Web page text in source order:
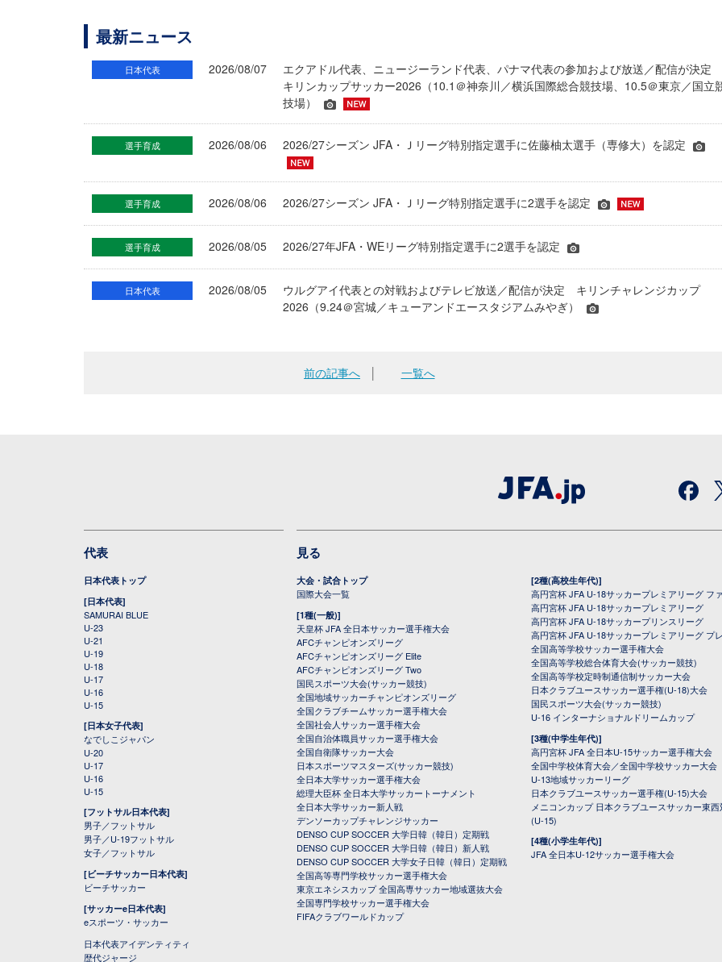
最新ニュース
日本代表 2026/08/07
エクアドル代表、ニュージーランド代表、パナマ代表の参加および放送／配信が決定
キリンカップサッカー2026（10.1＠神奈川／横浜国際総合競技場、10.5＠東京／国立
技場）
選手育成 2026/08/06 2026/27シーズン JFA・Ｊリーグ特別指定選手に佐藤柚太選手（専修大）を認定
選手育成 2026/08/06 2026/27シーズン JFA・Ｊリーグ特別指定選手に2選手を認定
選手育成 2026/08/05 2026/27年JFA・WEリーグ特別指定選手に2選手を認定
日本代表 2026/08/05
ウルグアイ代表との対戦およびテレビ放送／配信が決定 キリンチャレンジカップ
2026（9.24＠宮城／キューアンドエースタジアムみやぎ）
前の記事へ 一覧へ
代表
日本代表トップ
[日本代表]
SAMURAI BLUE
U-23
U-21
U-19
U-18
U-17
U-16
U-15
[日本女子代表]
なでしこジャパン
U-20
U-17
U-16
U-15
[フットサル日本代表]
男子／フットサル
男子／U-19フットサル
女子／フットサル
[ビーチサッカー日本代表]
ビーチサッカー
[サッカーe日本代表]
eスポーツ・サッカー
日本代表アイデンティティ
歴代ジャージ
見る
大会・試合トップ
国際大会一覧
[1種(一般)]
天皇杯 JFA 全日本サッカー選手権大会
AFCチャンピオンズリーグ
AFCチャンピオンズリーグ Elite
AFCチャンピオンズリーグ Two
国民スポーツ大会(サッカー競技)
全国地域サッカーチャンピオンズリーグ
全国クラブチームサッカー選手権大会
全国社会人サッカー選手権大会
全国自治体職員サッカー選手権大会
全国自衛隊サッカー大会
日本スポーツマスターズ(サッカー競技)
全日本大学サッカー選手権大会
総理大臣杯 全日本大学サッカートーナメント
全日本大学サッカー新人戦
デンソーカップチャレンジサッカー
DENSO CUP SOCCER 大学日韓（韓日）定期戦
DENSO CUP SOCCER 大学日韓（韓日）新人戦
DENSO CUP SOCCER 大学女子日韓（韓日）定期戦
全国高等専門学校サッカー選手権大会
東京エネシスカップ 全国高専サッカー地域選抜大会
全国専門学校サッカー選手権大会
FIFAクラブワールドカップ
[2種(高校生年代)]
高円宮杯 JFA U-18サッカープレミアリーグ フ
高円宮杯 JFA U-18サッカープレミアリーグ
高円宮杯 JFA U-18サッカープリンスリーグ
高円宮杯 JFA U-18サッカープレミアリーグ プ
全国高等学校サッカー選手権大会
全国高等学校総合体育大会(サッカー競技)
全国高等学校定時制通信制サッカー大会
日本クラブユースサッカー選手権(U-18)大会
国民スポーツ大会(サッカー競技)
U-16 インターナショナルドリームカップ
[3種(中学生年代)]
高円宮杯 JFA 全日本U-15サッカー選手権大会
全国中学校体育大会／全国中学校サッカー大会
U-13地域サッカーリーグ
日本クラブユースサッカー選手権(U-15)大会
メニコンカップ 日本クラブユースサッカー東
(U-15)
[4種(小学生年代)]
JFA 全日本U-12サッカー選手権大会